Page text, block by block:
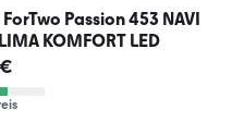
Passion 453 NAVI
KOMFORT LED